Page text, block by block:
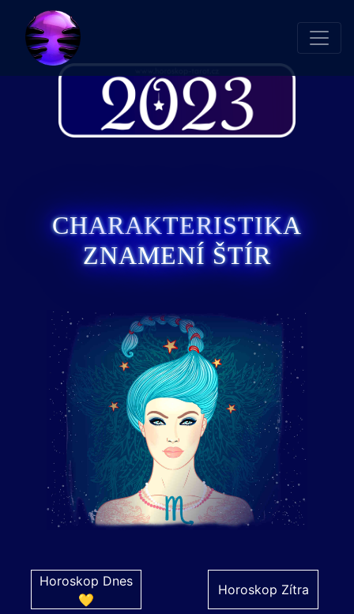
CHARAKTERISTIKA
ZNAMENÍ ŠTÍR
Horoskop Dnes
💛
Horoskop Zítra